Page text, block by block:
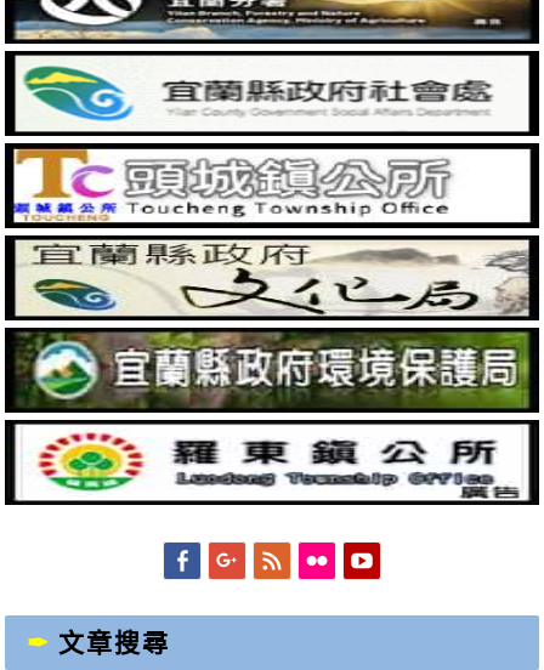
FacebookGoogleplus
Feed Flickr
文章搜尋